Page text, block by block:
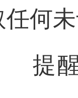
任何
醒